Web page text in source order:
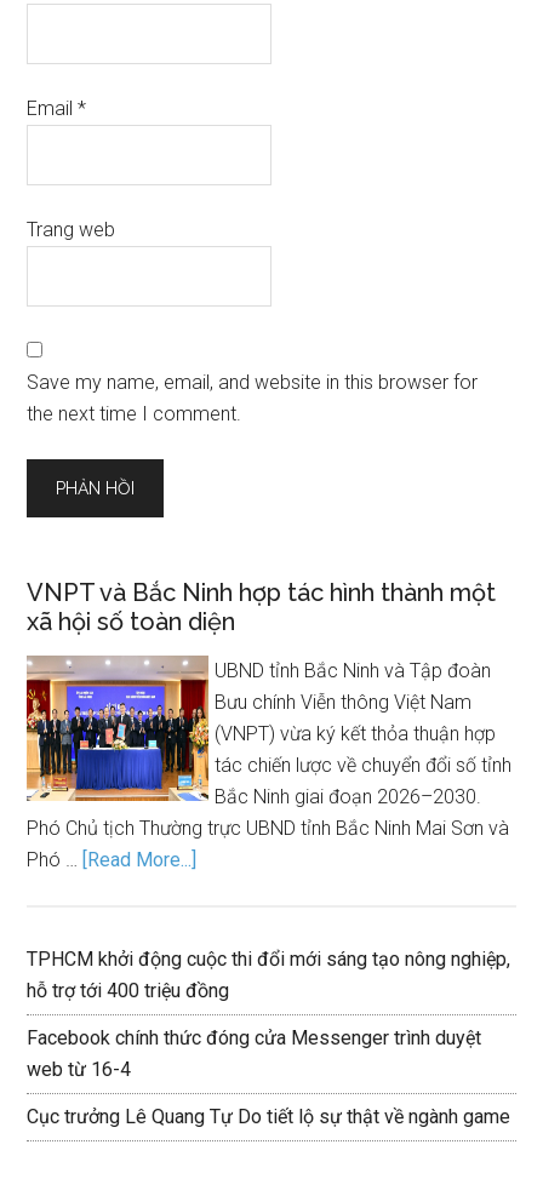
Email*
Trang web
Save my name, email, and website in this browser for
the next time I comment.
VNPT và Bắc Ninh hợp tác hình thành một
xã hội số toàn diện
UBND tỉnh Bắc Ninh và Tập đoàn
Bưu chính Viễn thông Việt Nam
(VNPT) vừa ký kết thỏa thuận hợp
tác chiến lược về chuyển đổi số tỉnh
Bắc Ninh giai đoạn 2026–2030.
Phó Chủ tịch Thường trực UBND tỉnh Bắc Ninh Mai Sơn và
Phó … [Read More...]
TPHCM khởi động cuộc thi đổi mới sáng tạo nông nghiệp,
hỗ trợ tới 400 triệu đồng
Facebook chính thức đóng cửa Messenger trình duyệt
web từ 16-4
Cục trưởng Lê Quang Tự Do tiết lộ sự thật về ngành game